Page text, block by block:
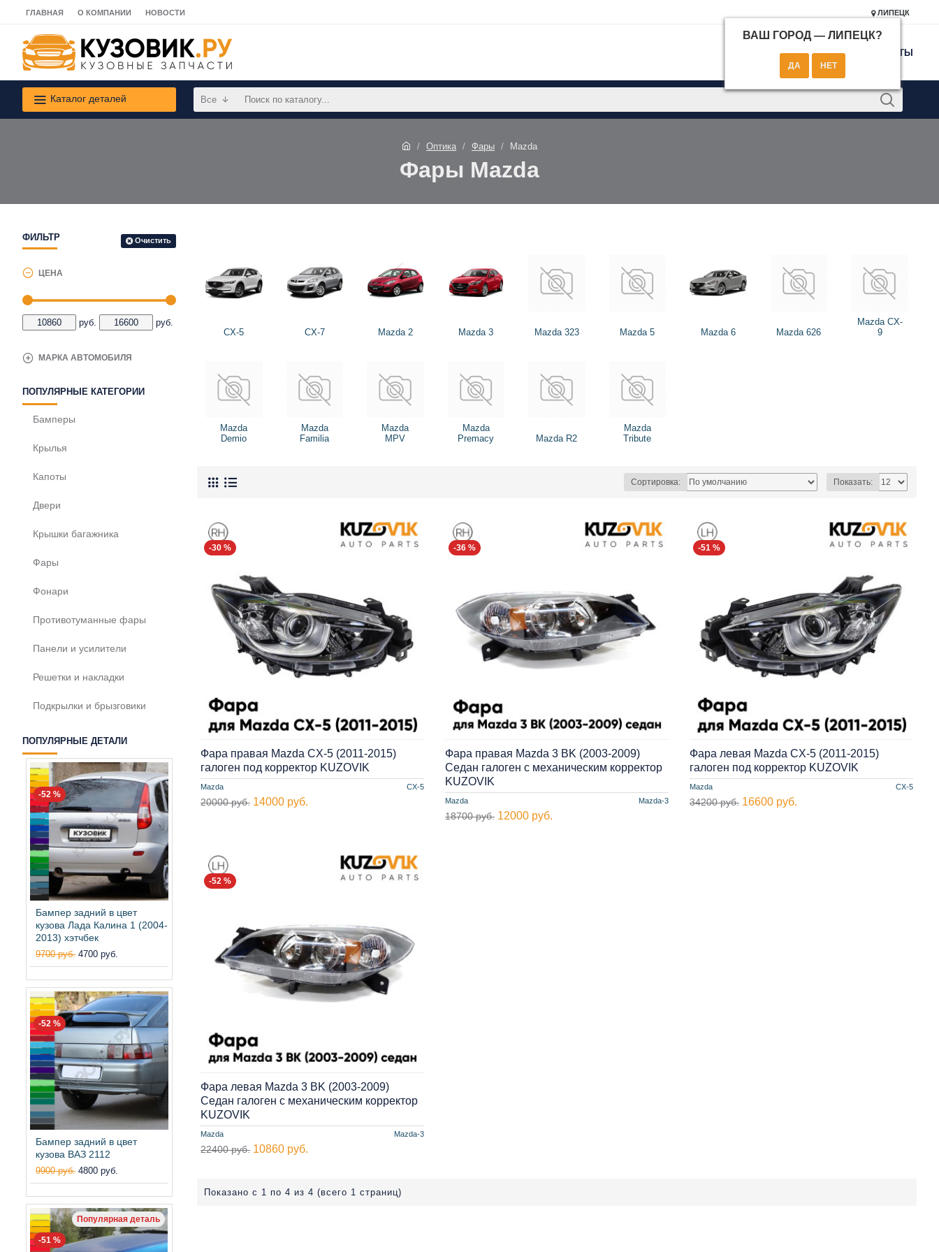
ГЛАВНАЯ О КОМПАНИИ НОВОСТИ ЛИПЕЦК
ВАШ ГОРОД — ЛИПЕЦК?
КОНТАКТЫ
Каталог деталей Все
Оптика Фары Mazda
Фары Mazda
ФИЛЬТР Очистить
ЦЕНА
руб. руб.
МАРКА АВТОМОБИЛЯ
ПОПУЛЯРНЫЕ КАТЕГОРИИ
Бамперы
Крылья
Капоты
Двери
Крышки багажника
Фары
Фонари
Противотуманные фары
Панели и усилители
Решетки и накладки
Подкрылки и брызговики
ПОПУЛЯРНЫЕ ДЕТАЛИ
-52 %
Бампер задний в цвет
кузова Лада Калина 1 (2004-
2013) хэтчбек
9700 руб. 4700 руб.
-52 %
Бампер задний в цвет
кузова ВАЗ 2112
9900 руб. 4800 руб.
Популярная деталь
-51 %
CX-5 CX-7 Mazda 2 Mazda 3 Mazda 323 Mazda 5 Mazda 6 Mazda 626
Mazda CX-
9
Mazda
Demio
Mazda
Familia
Mazda
MPV
Mazda
Premacy
Mazda R2
Mazda
Tribute
Сортировка: Показать:
-30 %
Mazda CX-5
Фара правая Mazda CX-5 (2011-2015)
галоген под корректор KUZOVIK
20000 руб. 14000 руб.
-36 %
Mazda Mazda-3
Фара правая Mazda 3 BK (2003-2009)
Седан галоген с механическим корректор
KUZOVIK
18700 руб. 12000 руб.
-51 %
Mazda CX-5
Фара левая Mazda CX-5 (2011-2015)
галоген под корректор KUZOVIK
34200 руб. 16600 руб.
-52 %
Mazda Mazda-3
Фара левая Mazda 3 BK (2003-2009)
Седан галоген с механическим корректор
KUZOVIK
22400 руб. 10860 руб.
Показано с 1 по 4 из 4 (всего 1 страниц)